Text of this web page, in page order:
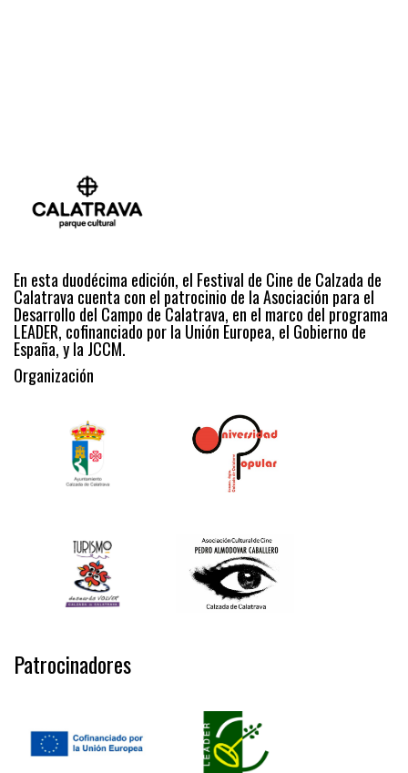
En esta duodécima edición, el Festival de Cine de Calzada de
Calatrava cuenta con el patrocinio de la Asociación para el
Desarrollo del Campo de Calatrava, en el marco del programa
LEADER, cofinanciado por la Unión Europea, el Gobierno de
España, y la JCCM.
Organización
Patrocinadores